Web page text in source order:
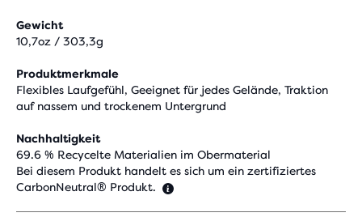
Gewicht
10,7oz / 303,3g
Produktmerkmale
Flexibles Laufgefühl, Geeignet für jedes Gelände, Traktion
auf nassem und trockenem Untergrund
Nachhaltigkeit
69.6 % Recycelte Materialien im Obermaterial
Bei diesem Produkt handelt es sich um ein zertifiziertes
CarbonNeutral® Produkt.